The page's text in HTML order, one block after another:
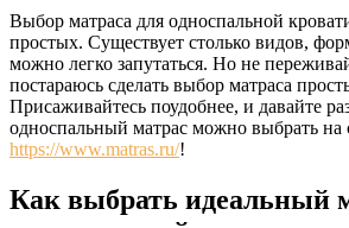
Выбор матраса для односпальной
простых. Существует столько видов,
можно легко запутаться. Но не
постараюсь сделать выбор матраса
Присаживайтесь поудобнее, и давайте
односпальный матрас можно выбрать на
https://www.matras.ru/!
Как выбрать идеальный